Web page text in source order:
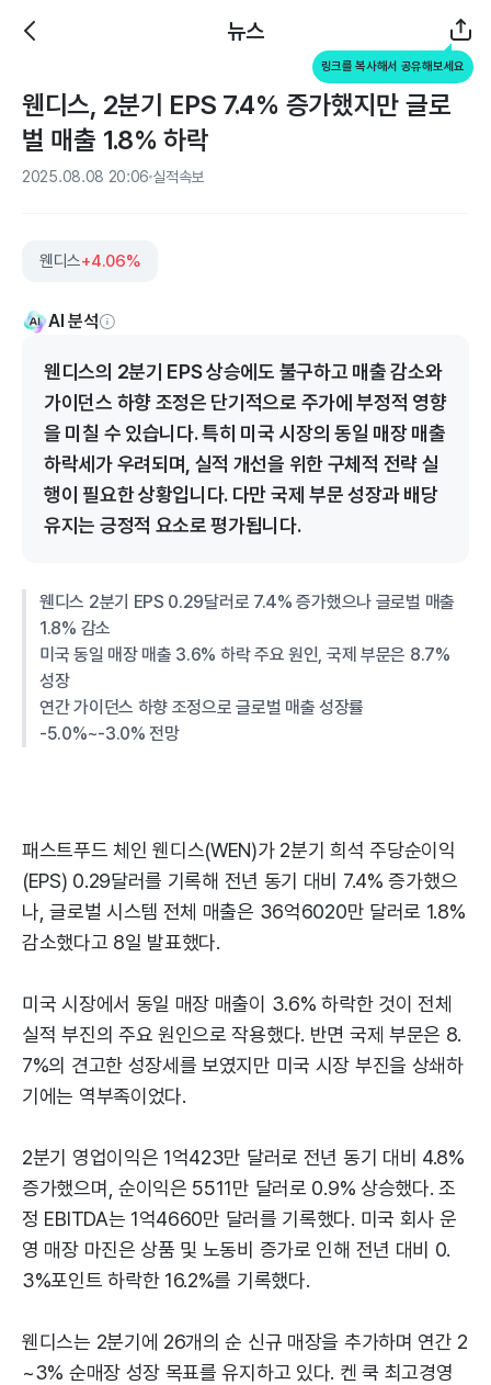
뉴스
링크를 복사해서 공유해보세요
웬디스, 2분기 EPS 7.4% 증가했지만 글로
벌 매출 1.8% 하락
2025.08.08 20:06 실적속보
웬디스+4.06%
AI 분석
웬디스의 2분기 EPS 상승에도 불구하고 매출 감소와
가이던스 하향 조정은 단기적으로 주가에 부정적 영향
을 미칠 수 있습니다. 특히 미국 시장의 동일 매장 매출
하락세가 우려되며, 실적 개선을 위한 구체적 전략 실
행이 필요한 상황입니다. 다만 국제 부문 성장과 배당
유지는 긍정적 요소로 평가됩니다.
웬디스 2분기 EPS 0.29달러로 7.4% 증가했으나 글로벌 매출
1.8% 감소
미국 동일 매장 매출 3.6% 하락 주요 원인, 국제 부문은 8.7%
성장
연간 가이던스 하향 조정으로 글로벌 매출 성장률
-5.0%~-3.0% 전망
패스트푸드 체인 웬디스(WEN)가 2분기 희석 주당순이익
(EPS) 0.29달러를 기록해 전년 동기 대비 7.4% 증가했으
나, 글로벌 시스템 전체 매출은 36억6020만 달러로 1.8%
감소했다고 8일 발표했다.
미국 시장에서 동일 매장 매출이 3.6% 하락한 것이 전체
실적 부진의 주요 원인으로 작용했다. 반면 국제 부문은 8.
7%의 견고한 성장세를 보였지만 미국 시장 부진을 상쇄하
기에는 역부족이었다.
2분기 영업이익은 1억423만 달러로 전년 동기 대비 4.8%
증가했으며, 순이익은 5511만 달러로 0.9% 상승했다. 조
정 EBITDA는 1억4660만 달러를 기록했다. 미국 회사 운
영 매장 마진은 상품 및 노동비 증가로 인해 전년 대비 0.
3%포인트 하락한 16.2%를 기록했다.
웬디스는 2분기에 26개의 순 신규 매장을 추가하며 연간 2
~3% 순매장 성장 목표를 유지하고 있다. 켄 쿡 최고경영